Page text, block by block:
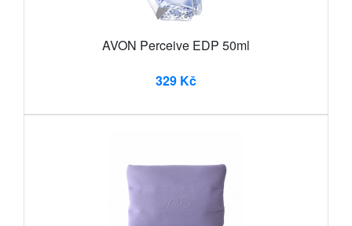
AVON Perceive EDP 50ml
329 Kč